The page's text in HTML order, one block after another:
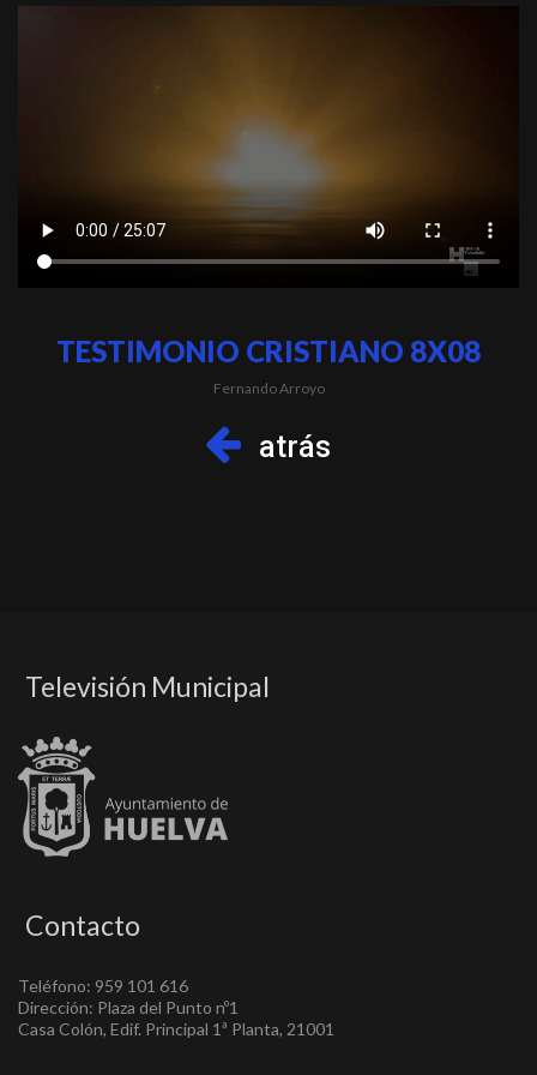
TESTIMONIO CRISTIANO 8X08
Fernando Arroyo
atrás
Televisión Municipal
Contacto
Teléfono: 959 101 616
Dirección: Plaza del Punto nº1
Casa Colón, Edif. Principal 1ª Planta, 21001